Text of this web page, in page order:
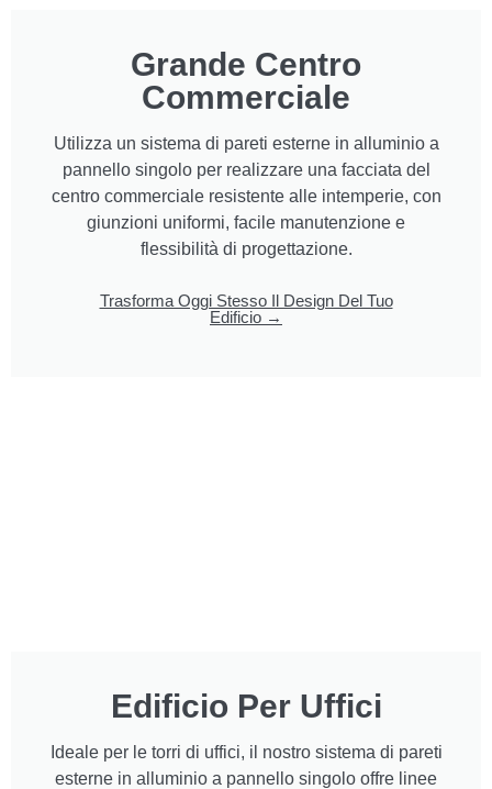
Grande Centro
Commerciale
Utilizza un sistema di pareti esterne in alluminio a
pannello singolo per realizzare una facciata del
centro commerciale resistente alle intemperie, con
giunzioni uniformi, facile manutenzione e
flessibilità di progettazione.
Trasforma Oggi Stesso Il Design Del Tuo
Edificio →
Edificio Per Uffici
Ideale per le torri di uffici, il nostro sistema di pareti
esterne in alluminio a pannello singolo offre linee